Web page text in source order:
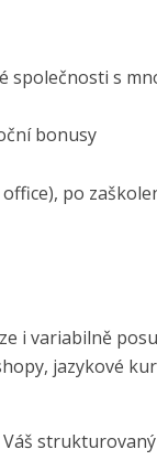
společnosti s
bonusy
po
i variabilně
jazykové